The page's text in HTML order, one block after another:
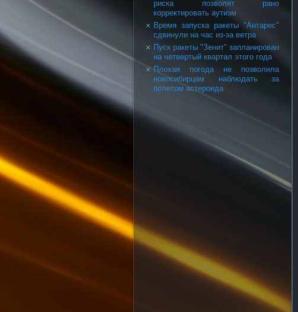
риска позволят рано
корректировать аутизм
Время запуска ракеты "Антарес"
сдвинули на час из-за ветра
Пуск ракеты "Зенит" запланирован
на четвертый квартал этого года
Плохая погода не позволила
новосибирцам наблюдать за
полетом астероида